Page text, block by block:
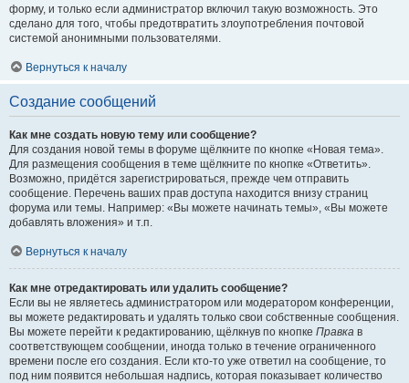
форму, и только если администратор включил такую возможность. Это
сделано для того, чтобы предотвратить злоупотребления почтовой
системой анонимными пользователями.
Вернуться к началу
Создание сообщений
Как мне создать новую тему или сообщение?
Для создания новой темы в форуме щёлкните по кнопке «Новая тема».
Для размещения сообщения в теме щёлкните по кнопке «Ответить».
Возможно, придётся зарегистрироваться, прежде чем отправить
сообщение. Перечень ваших прав доступа находится внизу страниц
форума или темы. Например: «Вы можете начинать темы», «Вы можете
добавлять вложения» и т.п.
Вернуться к началу
Как мне отредактировать или удалить сообщение?
Если вы не являетесь администратором или модератором конференции,
вы можете редактировать и удалять только свои собственные сообщения.
Вы можете перейти к редактированию, щёлкнув по кнопке Правка в
соответствующем сообщении, иногда только в течение ограниченного
времени после его создания. Если кто-то уже ответил на сообщение, то
под ним появится небольшая надпись, которая показывает количество